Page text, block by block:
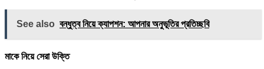
See also বন্ধুত্ব নিয়ে ক্যাপশন: আপনার অনুভূতির প্রতিচ্ছবি
মাকে নিয়ে সেরা উক্তি